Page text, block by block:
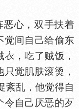
心，双手扶着
觉间自己给偷东
，吃了贼饭，
觉肌肤滚烫，
紊乱，他觉得自
令自己厌恶的歹